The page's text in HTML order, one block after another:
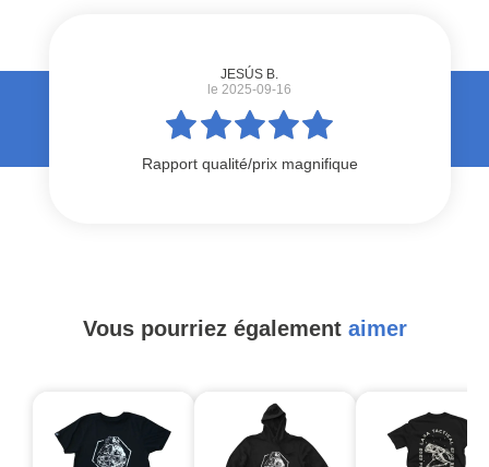
JESÚS B.
le 2025-09-16
Rapport qualité/prix magnifique
Vous pourriez également aimer